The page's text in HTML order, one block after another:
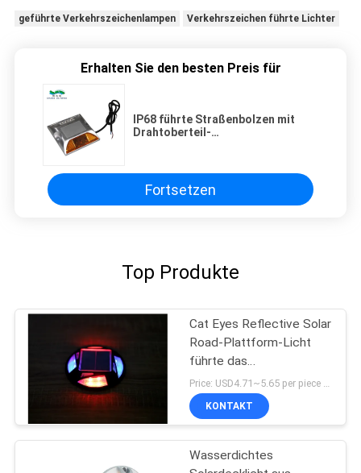
geführte Verkehrszeichenlampen Verkehrszeichen führte Lichter
Erhalten Sie den besten Preis für
IP68 führte Straßenbolzen mit
Drahtoberteil-
Fortsetzen
Top Produkte
Cat Eyes Reflective Solar
Road-Plattform-Licht
führte das
Aluminiumblitzen
Price: USD4.71~5.65 per piece MOQ:10 Sätze
KONTAKT
Wasserdichtes